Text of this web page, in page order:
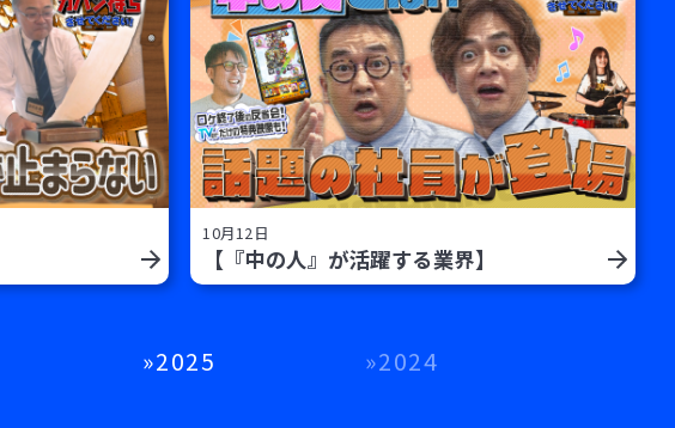
10月12日
【『中の人』が活躍する業界】
2025 2024